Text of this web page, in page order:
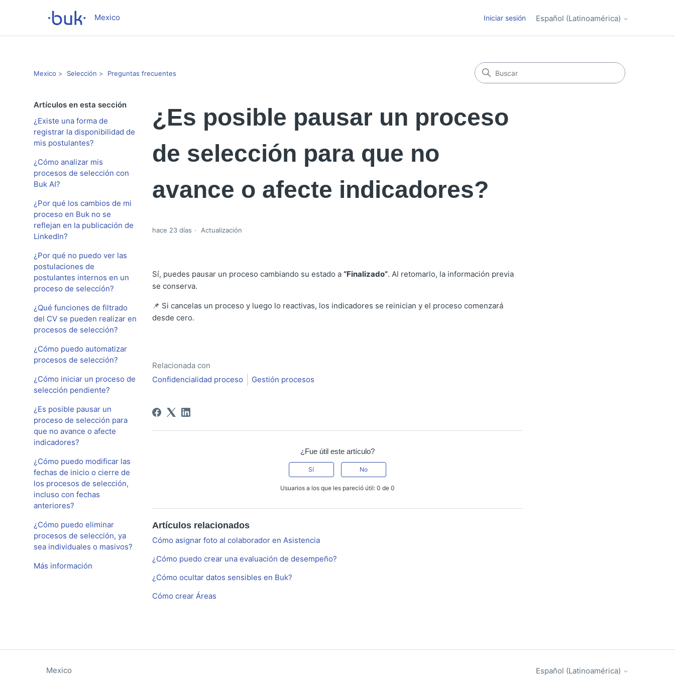
Mexico Iniciar sesión Español (Latinoamérica)
Mexico Selección Preguntas frecuentes
Artículos en esta sección
¿Existe una forma de
registrar la disponibilidad de
mis postulantes?
¿Cómo analizar mis
procesos de selección con
Buk AI?
¿Por qué los cambios de mi
proceso en Buk no se
reflejan en la publicación de
LinkedIn?
¿Por qué no puedo ver las
postulaciones de
postulantes internos en un
proceso de selección?
¿Qué funciones de filtrado
del CV se pueden realizar en
procesos de selección?
¿Cómo puedo automatizar
procesos de selección?
¿Cómo iniciar un proceso de
selección pendiente?
¿Es posible pausar un
proceso de selección para
que no avance o afecte
indicadores?
¿Cómo puedo modificar las
fechas de inicio o cierre de
los procesos de selección,
incluso con fechas
anteriores?
¿Cómo puedo eliminar
procesos de selección, ya
sea individuales o masivos?
Más información
¿Es posible pausar un proceso
de selección para que no
avance o afecte indicadores?
hace 23 días Actualización
Sí, puedes pausar un proceso cambiando su estado a “Finalizado”. Al retomarlo, la información previa
se conserva.
📌 Si cancelas un proceso y luego lo reactivas, los indicadores se reinician y el proceso comenzará
desde cero.
Relacionada con
Confidencialidad proceso
Gestión procesos
¿Fue útil este artículo?
Sí No
Usuarios a los que les pareció útil: 0 de 0
Artículos relacionados
Cómo asignar foto al colaborador en Asistencia
¿Cómo puedo crear una evaluación de desempeño?
¿Cómo ocultar datos sensibles en Buk?
Cómo crear Áreas
Mexico Español (Latinoamérica)